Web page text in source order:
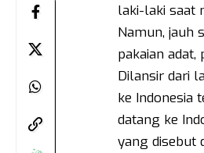
laki-laki saat
Namun, jauh
pakaian
Dilansir dari
ke Indonesia
datang ke
yang disebut